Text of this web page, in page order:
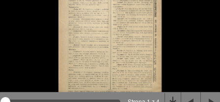
Na stronie wykorzystywane są pliki cookie, bądź
podobne rozwiązania. Aby poznać szczegóły zapoznaj
polityką prywatności.
Rozumiem